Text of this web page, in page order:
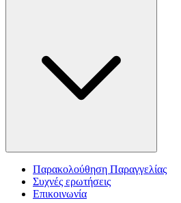
Παρακολούθηση Παραγγελίας
Συχνές ερωτήσεις
Επικοινωνία